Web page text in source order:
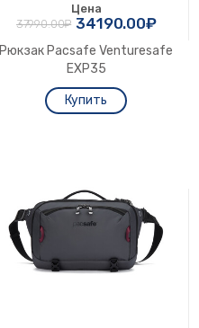
Цена
37990.00₽ 34190.00₽
Рюкзак Pacsafe Venturesafe
EXP35